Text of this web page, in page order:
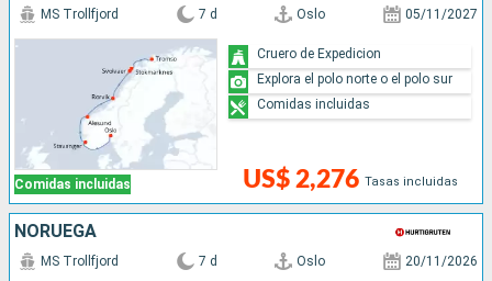
Comidas incluidas
MS Trollfjord 7 d Oslo 05/11/2027
US$ 2,276 Tasas incluidas
Cruero de Expedicion
Explora el polo norte o el polo sur
Comidas incluidas
NORUEGA
MS Trollfjord 7 d Oslo 20/11/2026